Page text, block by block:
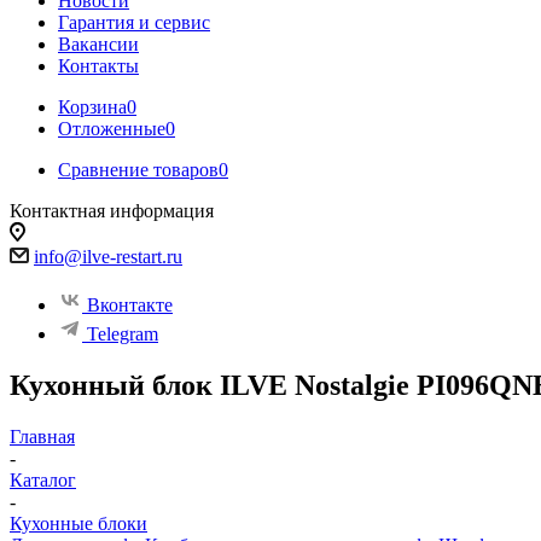
Гарантия и сервис
Вакансии
Контакты
Корзина0
Отложенные0
Сравнение товаров0
Контактная информация
info@ilve-restart.ru
Вконтакте
Telegram
Кухонный блок ILVE Nostalgie
Главная
-
Каталог
-
Кухонные блоки